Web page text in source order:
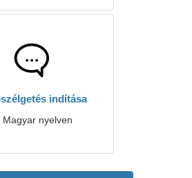
indítása
Magyar nyelven